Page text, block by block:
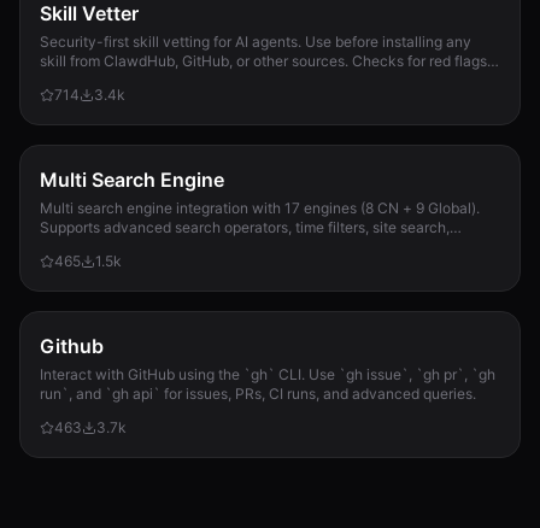
Skill Vetter
Security-first skill vetting for AI agents. Use before installing any
skill from ClawdHub, GitHub, or other sources. Checks for red flags,
714
3.4k
Multi Search Engine
Multi search engine integration with 17 engines (8 CN + 9 Global).
Supports advanced search operators, time filters, site search,
required.
465 1.5k
Github
Interact with GitHub using the `gh` CLI. Use `gh issue`, `gh pr`, `gh
run`, and `gh api` for issues, PRs, CI runs, and advanced queries.
463
3.7k